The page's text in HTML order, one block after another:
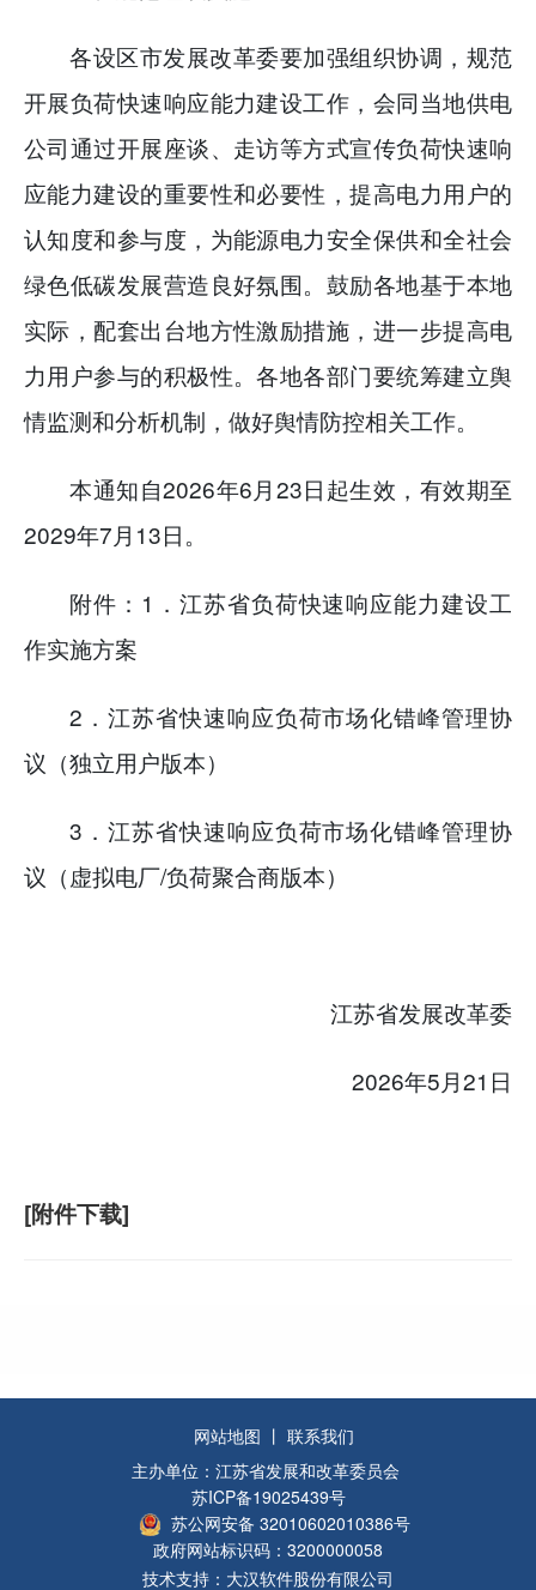
各设区市发展改革委要加强组织协调，规范
开展负荷快速响应能力建设工作，会同当地供电
公司通过开展座谈、走访等方式宣传负荷快速响
应能力建设的重要性和必要性，提高电力用户的
认知度和参与度，为能源电力安全保供和全社会
绿色低碳发展营造良好氛围。鼓励各地基于本地
实际，配套出台地方性激励措施，进一步提高电
力用户参与的积极性。各地各部门要统筹建立舆
情监测和分析机制，做好舆情防控相关工作。
本通知自2026年6月23日起生效，有效期至
2029年7月13日。
附件：1．江苏省负荷快速响应能力建设工
作实施方案
2．江苏省快速响应负荷市场化错峰管理协
议（独立用户版本）
3．江苏省快速响应负荷市场化错峰管理协
议（虚拟电厂/负荷聚合商版本）
江苏省发展改革委
2026年5月21日
[附件下载]
网站地图 丨 联系我们
主办单位：江苏省发展和改革委员会
苏ICP备19025439号
苏公网安备 32010602010386号
政府网站标识码：3200000058
技术支持：大汉软件股份有限公司